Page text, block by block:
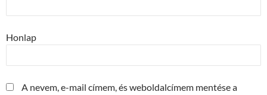
Honlap
A nevem, e-mail címem, és weboldalcímem mentése a